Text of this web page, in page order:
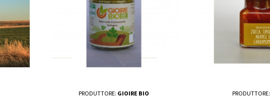
PRODUTTORE: GIOIRE BIO PRODUTTORE: